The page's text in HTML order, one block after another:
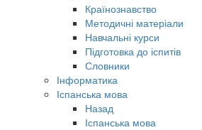
Країнознавство
Методичні матеріали
Навчальні курси
Підготовка до іспитів
Словники
Інформатика
Іспанська мова
Назад
Іспанська мова